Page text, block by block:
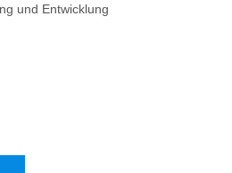
und Entwicklung